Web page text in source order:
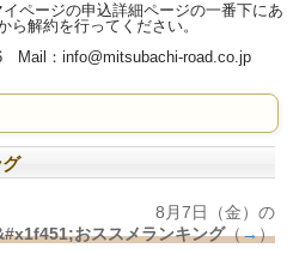
ページの申込詳細ページの一番下にあ
ら解約を行ってください。
Mail：info@mitsubachi-road.co.jp